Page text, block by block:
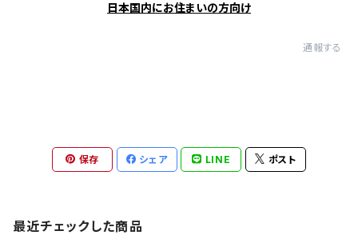
日本国内にお住まいの方向け
通報する
保存 シェア LINE ポスト
最近チェックした商品